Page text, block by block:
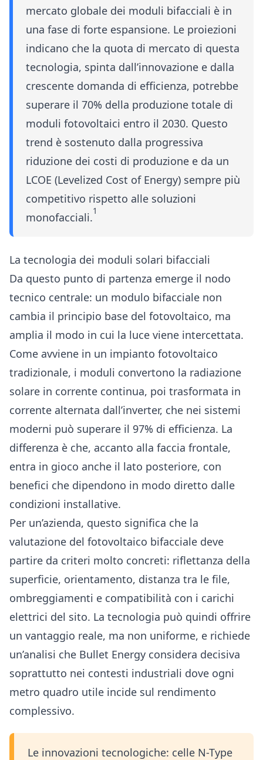
mercato globale dei moduli bifacciali è in
una fase di forte espansione. Le proiezioni
indicano che la quota di mercato di questa
tecnologia, spinta dall’innovazione e dalla
crescente domanda di efficienza, potrebbe
superare il 70% della produzione totale di
moduli fotovoltaici entro il 2030. Questo
trend è sostenuto dalla progressiva
riduzione dei costi di produzione e da un
LCOE (Levelized Cost of Energy) sempre più
competitivo rispetto alle soluzioni
monofacciali.1
La tecnologia dei moduli solari bifacciali
Da questo punto di partenza emerge il nodo
tecnico centrale: un modulo bifacciale non
cambia il principio base del fotovoltaico, ma
amplia il modo in cui la luce viene intercettata.
Come avviene in un impianto fotovoltaico
tradizionale, i moduli convertono la radiazione
solare in corrente continua, poi trasformata in
corrente alternata dall’inverter, che nei sistemi
moderni può superare il 97% di efficienza. La
differenza è che, accanto alla faccia frontale,
entra in gioco anche il lato posteriore, con
benefici che dipendono in modo diretto dalle
condizioni installative.
Per un’azienda, questo significa che la
valutazione del fotovoltaico bifacciale deve
partire da criteri molto concreti: riflettanza della
superficie, orientamento, distanza tra le file,
ombreggiamenti e compatibilità con i carichi
elettrici del sito. La tecnologia può quindi offrire
un vantaggio reale, ma non uniforme, e richiede
un’analisi che Bullet Energy considera decisiva
soprattutto nei contesti industriali dove ogni
metro quadro utile incide sul rendimento
complessivo.
Le innovazioni tecnologiche: celle N-Type